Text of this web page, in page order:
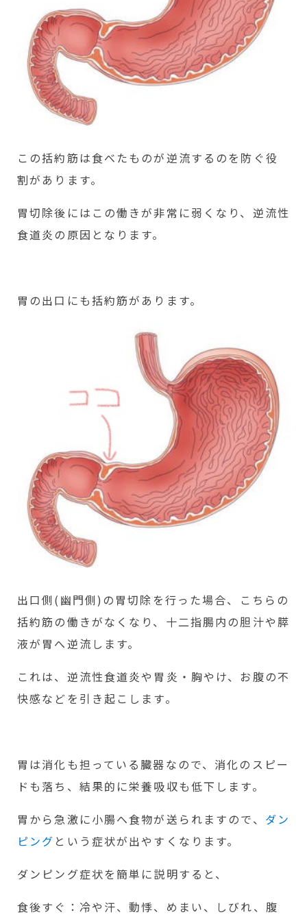
この括約筋は食べたものが逆流するのを防ぐ役
割があります。
胃切除後にはこの働きが非常に弱くなり、逆流性
食道炎の原因となります。
胃の出口にも括約筋があります。
出口側(幽門側)の胃切除を行った場合、こちらの
括約筋の働きがなくなり、十二指腸内の胆汁や膵
液が胃へ逆流します。
これは、逆流性食道炎や胃炎・胸やけ、お腹の不
快感などを引き起こします。
胃は消化も担っている臓器なので、消化のスピー
ドも落ち、結果的に栄養吸収も低下します。
胃から急激に小腸へ食物が送られますので、 ダン
ピング という症状が出やすくなります。
ダンピング症状を簡単に説明すると、
食後すぐ：冷や汗、動悸、めまい、しびれ、腹